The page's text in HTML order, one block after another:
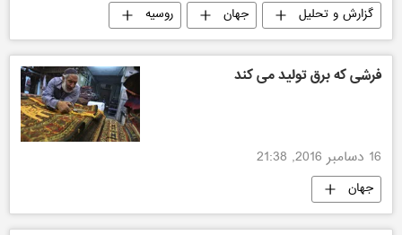
گزارش و تحلیل جهان روسیه
فرشی که برق تولید می کند
16 دسامبر 2016, 21:38
جهان